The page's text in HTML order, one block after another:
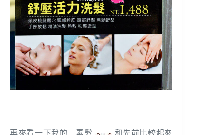
再來看一下我的…素髮
和先前比較起來